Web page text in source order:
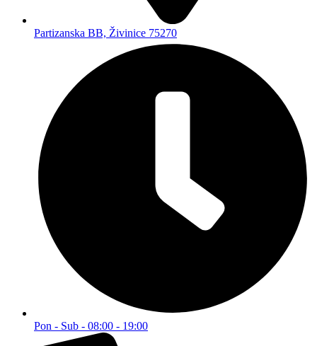
+387 61 649 500
Početna
O nama
Svi proizvodi
Kontakt
Kategorije
Akcije i popusti
Alati i mašine
Dom i enterijer
Građevinska oprema
Vojna oprema
Postanite član Bilten Kluba i budite obaviješteni o MEGA
popustima.
Email